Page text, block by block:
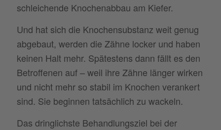
schleichende Knochenabbau am Kiefer.
Und hat sich die Knochensubstanz weit genug
abgebaut, werden die Zähne locker und haben
keinen Halt mehr. Spätestens dann fällt es den
Betroffenen auf – weil ihre Zähne länger wirken
und nicht mehr so stabil im Knochen verankert
sind. Sie beginnen tatsächlich zu wackeln.
Das dringlichste Behandlungsziel bei der